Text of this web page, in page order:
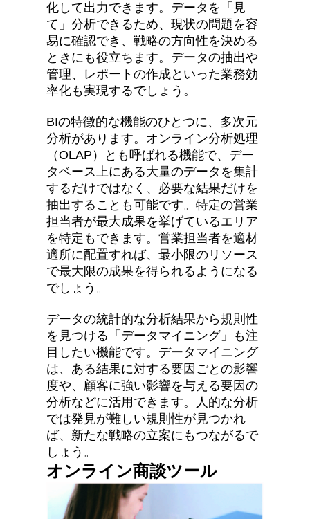
化して出力できます。データを「見
て」分析できるため、現状の問題を容
易に確認でき、戦略の方向性を決める
ときにも役立ちます。データの抽出や
管理、レポートの作成といった業務効
率化も実現するでしょう。
BIの特徴的な機能のひとつに、多次元
分析があります。オンライン分析処理
（OLAP）とも呼ばれる機能で、デー
タベース上にある大量のデータを集計
するだけではなく、必要な結果だけを
抽出することも可能です。特定の営業
担当者が最大成果を挙げているエリア
を特定もできます。営業担当者を適材
適所に配置すれば、最小限のリソース
で最大限の成果を得られるようになる
でしょう。
データの統計的な分析結果から規則性
を見つける「データマイニング」も注
目したい機能です。データマイニング
は、ある結果に対する要因ごとの影響
度や、顧客に強い影響を与える要因の
分析などに活用できます。人的な分析
では発見が難しい規則性が見つかれ
ば、新たな戦略の立案にもつながるで
しょう。
オンライン商談ツール